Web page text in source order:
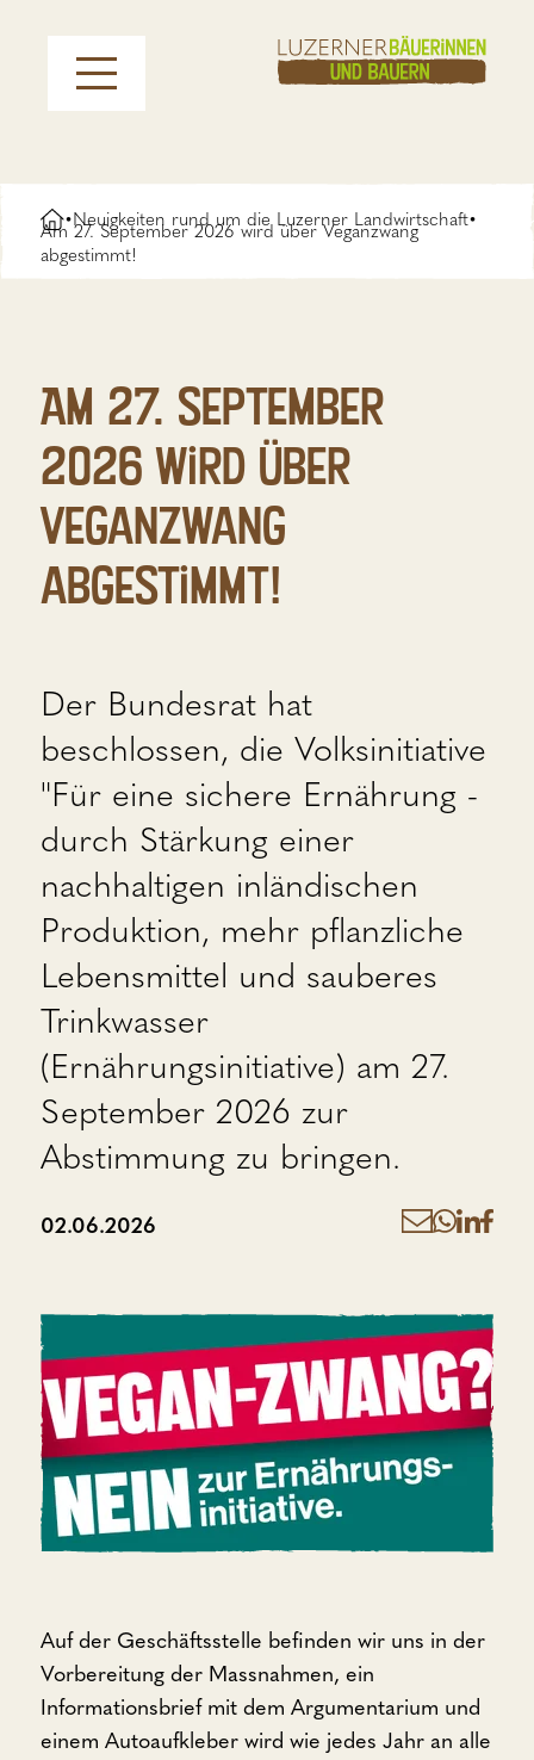
•Neuigkeiten rund um die Luzerner Landwirtschaft•
Am 27. September 2026 wird über Veganzwang
abgestimmt!
Am 27. September
2026 wird über
Veganzwang
abgestimmt!
Der Bundesrat hat
beschlossen, die Volksinitiative
"Für eine sichere Ernährung -
durch Stärkung einer
nachhaltigen inländischen
Produktion, mehr pflanzliche
Lebensmittel und sauberes
Trinkwasser
(Ernährungsinitiative) am 27.
September 2026 zur
Abstimmung zu bringen.
02.06.2026
Auf der Geschäftsstelle befinden wir uns in der
Vorbereitung der Massnahmen, ein
Informationsbrief mit dem Argumentarium und
einem Autoaufkleber wird wie jedes Jahr an alle